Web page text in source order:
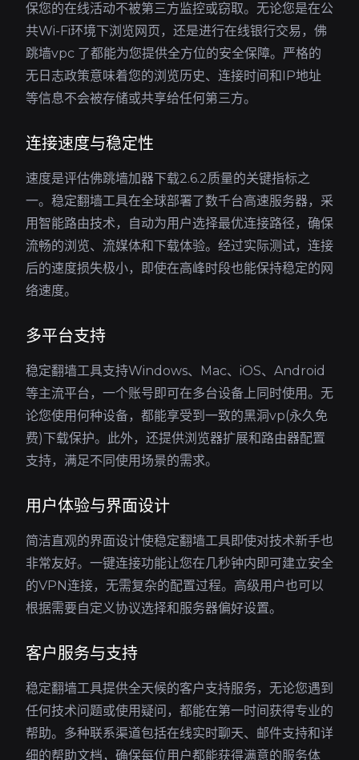
保您的在线活动不被第三方监控或窃取。无论您是在公
共Wi-Fi环境下浏览网页，还是进行在线银行交易，佛
跳墙vpc 了都能为您提供全方位的安全保障。严格的
无日志政策意味着您的浏览历史、连接时间和IP地址
等信息不会被存储或共享给任何第三方。
连接速度与稳定性
速度是评估佛跳墙加器下载2.6.2质量的关键指标之
一。稳定翻墙工具在全球部署了数千台高速服务器，采
用智能路由技术，自动为用户选择最优连接路径，确保
流畅的浏览、流媒体和下载体验。经过实际测试，连接
后的速度损失极小，即使在高峰时段也能保持稳定的网
络速度。
多平台支持
稳定翻墙工具支持Windows、Mac、iOS、Android
等主流平台，一个账号即可在多台设备上同时使用。无
论您使用何种设备，都能享受到一致的黑洞vp(永久免
费)下载保护。此外，还提供浏览器扩展和路由器配置
支持，满足不同使用场景的需求。
用户体验与界面设计
简洁直观的界面设计使稳定翻墙工具即使对技术新手也
非常友好。一键连接功能让您在几秒钟内即可建立安全
的VPN连接，无需复杂的配置过程。高级用户也可以
根据需要自定义协议选择和服务器偏好设置。
客户服务与支持
稳定翻墙工具提供全天候的客户支持服务，无论您遇到
任何技术问题或使用疑问，都能在第一时间获得专业的
帮助。多种联系渠道包括在线实时聊天、邮件支持和详
细的帮助文档，确保每位用户都能获得满意的服务体